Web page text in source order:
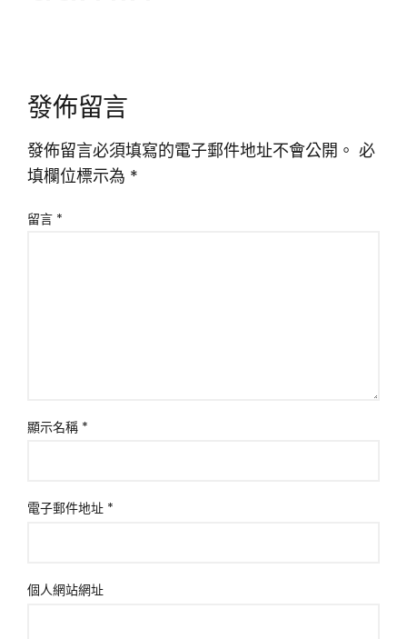
發佈留言
發佈留言必須填寫的電子郵件地址不會公開。 必
填欄位標示為 *
留言 *
顯示名稱 *
電子郵件地址 *
個人網站網址